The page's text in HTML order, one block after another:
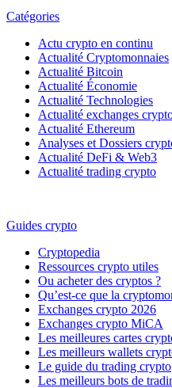
Catégories
Actu crypto en continu
Actualité Cryptomonnaies
Actualité Bitcoin
Actualité Économie
Actualité Technologies
Actualité exchanges
Actualité Ethereum
Analyses et Dossiers
Actualité DeFi & Web3
Actualité trading crypto
Guides crypto
Cryptopedia
Ressources crypto utiles
Ou acheter des cryptos ?
Qu’est-ce que la
Exchanges crypto 2026
Exchanges crypto MiCA
Les meilleures cartes
Les meilleurs wallets
Le guide du trading crypto
Les meilleurs bots de